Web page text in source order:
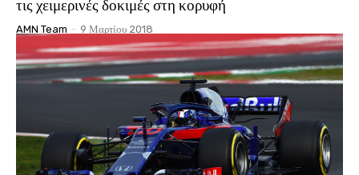
τις χειμερινές δοκιμές στη κορυφή
AMN Team - 9 Μαρτίου 2018